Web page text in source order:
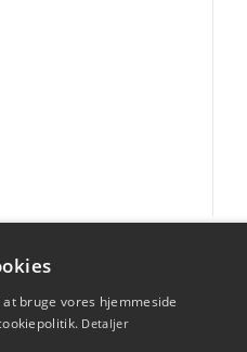
bruge vores hjemmeside
Detaljer